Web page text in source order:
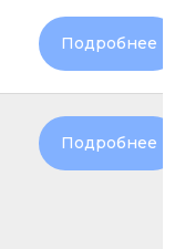
Подробнее
Подробнее